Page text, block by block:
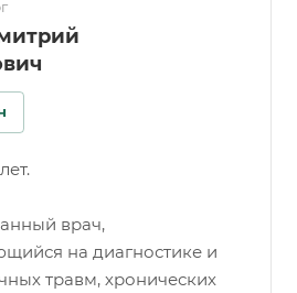
врач,
на диагностике и
травм, хронических